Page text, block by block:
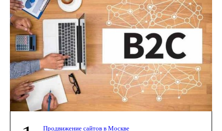
Продвижение сайтов в Москве